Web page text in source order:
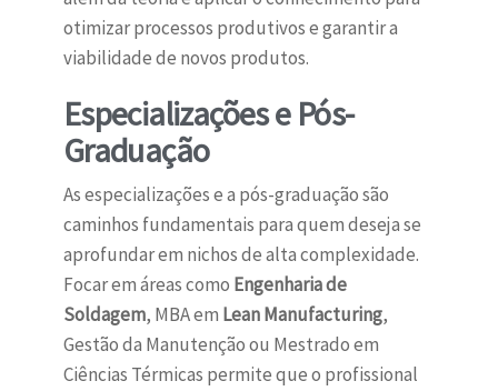
otimizar processos produtivos e garantir a
viabilidade de novos produtos.
Especializações e Pós-
Graduação
As especializações e a pós-graduação são
caminhos fundamentais para quem deseja se
aprofundar em nichos de alta complexidade.
Focar em áreas como Engenharia de
Soldagem, MBA em Lean Manufacturing,
Gestão da Manutenção ou Mestrado em
Ciências Térmicas permite que o profissional